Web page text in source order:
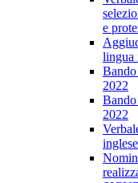
e
lingua
2022
2022
inglese